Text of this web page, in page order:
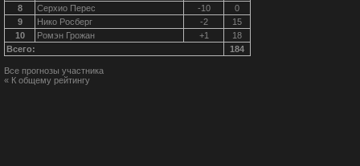
8
Серхио Перес -10
0
9
Нико Росберг -2
15
10
Ромэн Грожан +1
18
Всего:
184
Все прогнозы участника
« К общему рейтингу